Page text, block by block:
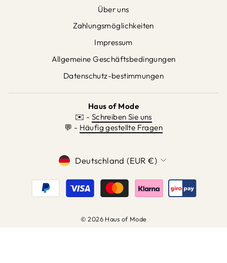
Über uns
Zahlungsmöglichkeiten
Impressum
Allgemeine Geschäftsbedingungen
Datenschutz-bestimmungen
Haus of Mode
✉️ - Schreiben Sie uns
💬 - Häufig gestellte Fragen
WÄHRUNG
Deutschland (EUR €)
© 2026 Haus of Mode